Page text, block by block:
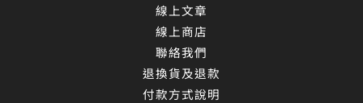
線上文章
線上商店
聯絡我們
退換貨及退款
付款方式說明